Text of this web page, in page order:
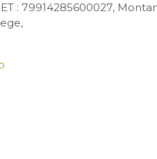
: 79914285600027,